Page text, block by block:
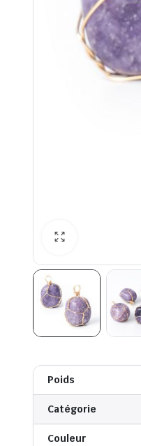
Poids
Catégorie
Couleur